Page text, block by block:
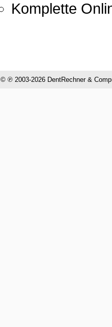
Komplette
© ℗ 2003-2026 DentRechner &